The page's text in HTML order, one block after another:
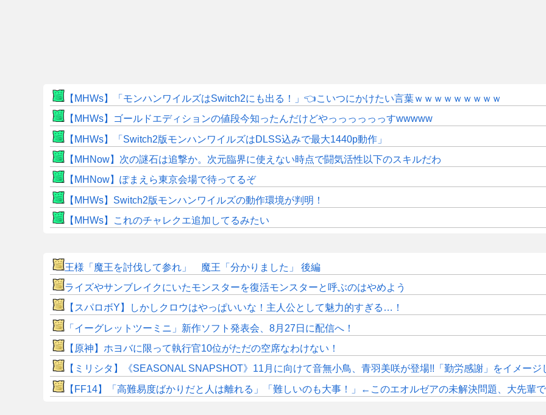
【MHWs】「モンハンワイルズはSwitch2にも出る！」👈こいつにかけたい言葉ｗｗｗｗｗｗｗｗｗ
【MHWs】ゴールドエディションの値段今知ったんだけどやっっっっっっすwwwww
【MHWs】「Switch2版モンハンワイルズはDLSS込みで最大1440p動作」
【MHNow】次の謎石は追撃か。次元臨界に使えない時点で闘気活性以下のスキルだわ
【MHNow】ぽまえら東京会場で待ってるぞ
【MHWs】Switch2版モンハンワイルズの動作環境が判明！
【MHWs】これのチャレクエ追加してるみたい
王様「魔王を討伐して参れ」 魔王「分かりました」 後編
ライズやサンブレイクにいたモンスターを復活モンスターと呼ぶのはやめよう
【スパロボY】しかしクロウはやっぱいいな！主人公として魅力的すぎる…！
「イーグレットツーミニ」新作ソフト発表会、8月27日に配信へ！
【原神】ホヨバに限って執行官10位がただの空席なわけない！
【ミリシタ】《SEASONAL SNAPSHOT》11月に向けて音無小鳥、青羽美咲が登場!!「勤労感謝」をイメージ
【FF14】「高難易度ばかりだと人は離れる」「難しいのも大事！」←このエオルゼアの未解決問題、大先輩